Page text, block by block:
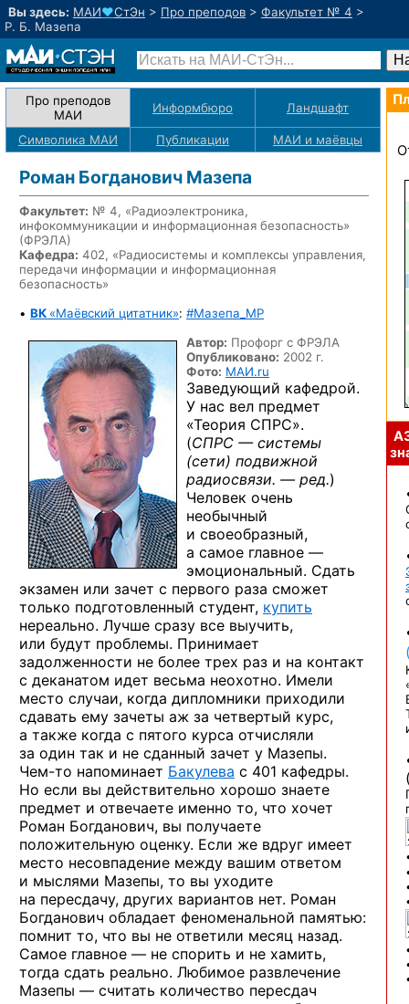
Вы здесь: МАИ♥СтЭн > Про преподов > Факультет № 4 >
Р. Б. Мазепа
Про преподов
МАИ
Информбюро Ландшафт
Символика МАИ Публикации МАИ и маёвцы
Роман Богданович Мазепа
Факультет: № 4, «Радиоэлектроника,
инфокоммуникации и информационная безопасность»
(ФРЭЛА)
Кафедра: 402, «Радиосистемы и комплексы управления,
передачи информации и информационная
безопасность»
• ВК «Маёвский цитатник»: #Мазепа_MP
Автор: Профорг с ФРЭЛА
Опубликовано: 2002 г.
Фото: МАИ.ru
Заведующий кафедрой.
У нас вел предмет
«Теория СПРС».
(СПРС — системы
(сети) подвижной
радиосвязи. — ред.)
Человек очень
необычный
и своеобразный,
а самое главное —
эмоциональный. Сдать
экзамен или зачет с первого раза сможет
только подготовленный студент, купить
нереально. Лучше сразу все выучить,
или будут проблемы. Принимает
задолженности не более трех раз и на контакт
с деканатом идет весьма неохотно. Имели
место случаи, когда дипломники приходили
сдавать ему зачеты аж за четвертый курс,
а также когда с пятого курса отчисляли
за один так и не сданный зачет у Мазепы.
Чем-то напоминает Бакулева с 401 кафедры.
Но если вы действительно хорошо знаете
предмет и отвечаете именно то, что хочет
Роман Богданович, вы получаете
положительную оценку. Если же вдруг имеет
место несовпадение между вашим ответом
и мыслями Мазепы, то вы уходите
на пересдачу, других вариантов нет. Роман
Богданович обладает феноменальной памятью:
помнит то, что вы не ответили месяц назад.
Самое главное — не спорить и не хамить,
тогда сдать реально. Любимое развлечение
Мазепы — считать количество пересдач